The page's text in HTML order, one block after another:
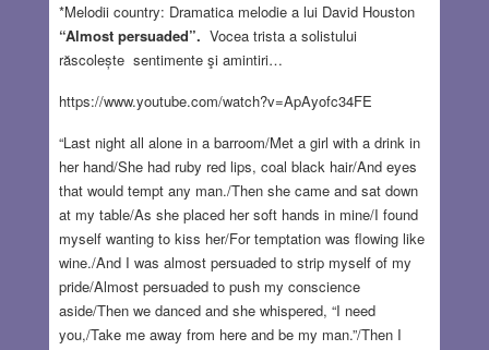
*Melodii country: Dramatica melodie a lui David Houston
“Almost persuaded”. Vocea trista a solistului
răscolește sentimente şi amintiri…
https://www.youtube.com/watch?v=ApAyofc34FE
“Last night all alone in a barroom/Met a girl with a drink in
her hand/She had ruby red lips, coal black hair/And eyes
that would tempt any man./Then she came and sat down
at my table/As she placed her soft hands in mine/I found
myself wanting to kiss her/For temptation was flowing like
wine./And I was almost persuaded to strip myself of my
pride/Almost persuaded to push my conscience
aside/Then we danced and she whispered, “I need
you,/Take me away from here and be my man.”/Then I